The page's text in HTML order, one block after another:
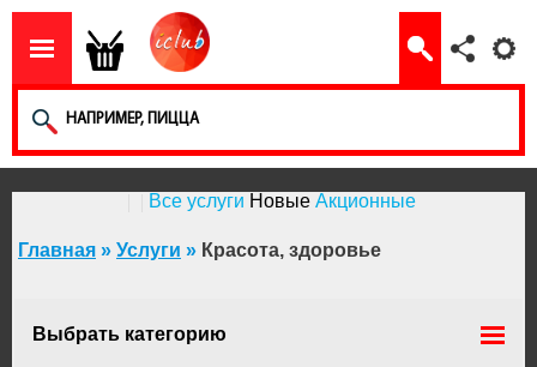
Все услуги Новые Акционные
Главная » Услуги » Красота, здоровье
Выбрать категорию